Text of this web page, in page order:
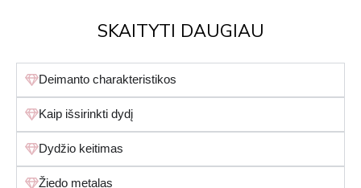
SKAITYTI DAUGIAU
Deimanto charakteristikos
Kaip išsirinkti dydį
Dydžio keitimas
Žiedo metalas